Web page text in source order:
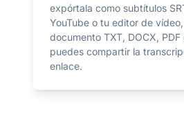
expórtala como subtítulos
YouTube o tu editor de
documento TXT, DOCX, PDF
puedes compartir la
enlace.